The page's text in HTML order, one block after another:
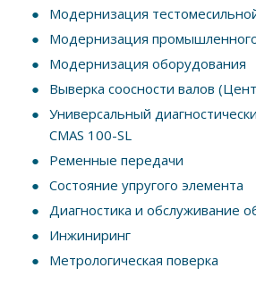
Модернизация
Модернизация
Модернизация оборудования
Выверка соосности валов
Универсальный
CMAS 100-SL
Ременные передачи
Состояние упругого элемента
Диагностика и обслуживание
Инжиниринг
Метрологическая поверка